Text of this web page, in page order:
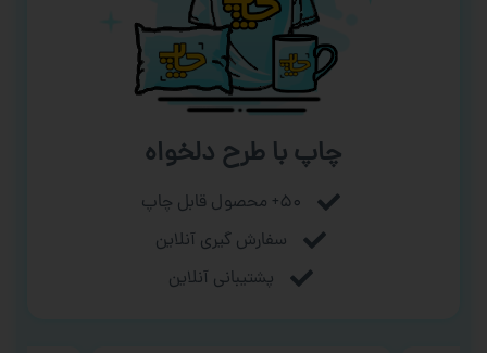
چاپ با طرح دلخواه
۵۰+ محصول قابل چاپ
سفارش گیری آنلاین
پشتیبانی آنلاین